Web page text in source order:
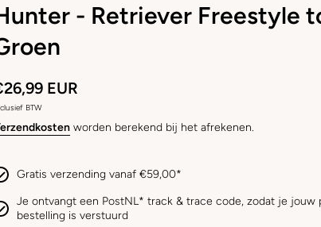
- Retriever Freestyle
EUR
BTW
worden berekend bij het afrekenen.
Gratis verzending vanaf €59,00*
Je ontvangt een PostNL* track & trace code, zodat je jouw
bestelling is verstuurd